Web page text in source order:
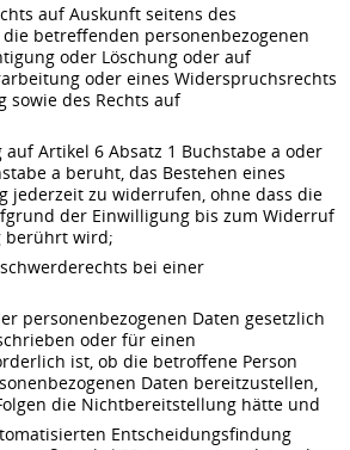
auf Auskunft seitens des
betreffenden personenbezogenen
oder Löschung oder auf
oder eines Widerspruchsrechts
sowie des Rechts auf
Artikel 6 Absatz 1 Buchstabe a oder
a beruht, das Bestehen eines
jederzeit zu widerrufen, ohne dass die
der Einwilligung bis zum Widerruf
berührt wird;
bei einer
personenbezogenen Daten gesetzlich
oder für einen
ist, ob die betroffene Person
Daten bereitzustellen,
die Nichtbereitstellung hätte und
Entscheidungsfindung